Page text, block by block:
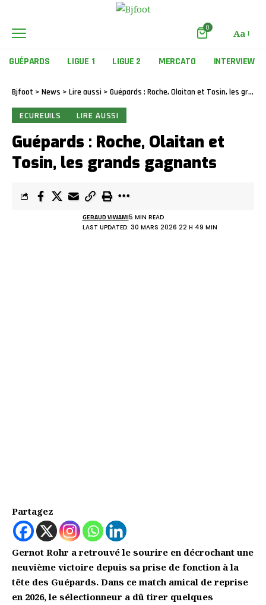
0 Aa
GUÉPARDS LIGUE 1 LIGUE 2 MERCATO INTERVIEW
Bjfoot > News > Lire aussi > Guépards : Roche, Olaitan et Tosin, les grands gagnants
ECUREUILS LIRE AUSSI
Guépards : Roche, Olaitan et
Tosin, les grands gagnants
LAST UPDATED: 30 MARS 2026 22 H 49 MIN
GERAUD VIWAMI5 MIN READ
Partagez
Gernot Rohr a retrouvé le sourire en décrochant une
neuvième victoire depuis sa prise de fonction à la
tête des Guépards. Dans ce match amical de reprise
en 2026, le sélectionneur a dû tirer quelques